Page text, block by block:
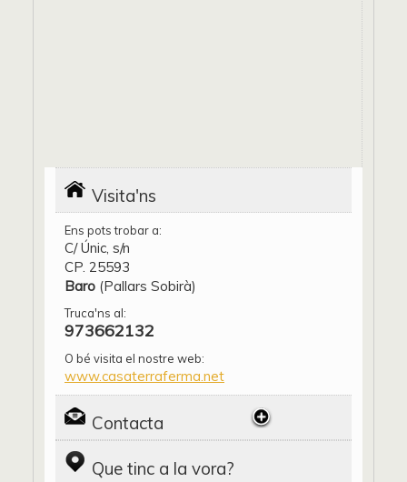
Visita'ns
Ens pots trobar a:
C/ Únic, s/n
CP. 25593
Baro (Pallars Sobirà)
Truca'ns al:
973662132
O bé visita el nostre web:
www.casaterraferma.net
Contacta
Que tinc a la vora?